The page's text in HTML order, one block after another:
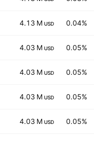
4.13 M USD 0.04%
4.03 M USD 0.05%
4.03 M USD 0.05%
4.03 M USD 0.05%
4.03 M USD 0.05%